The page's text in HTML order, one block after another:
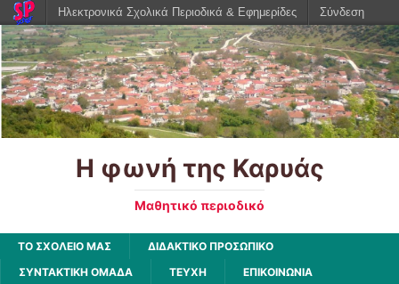
Η φωνή της Καρυάς
Μαθητικό περιοδικό
ΤΟ ΣΧΟΛΕΙΟ ΜΑΣ
ΔΙΔΑΚΤΙΚΟ ΠΡΟΣΩΠΙΚΟ
ΣΥΝΤΑΚΤΙΚΗ ΟΜΑΔΑ
ΤΕΥΧΗ ΕΠΙΚΟΙΝΩΝΙΑ
Ηλεκτρονικά Σχολικά Περιοδικά & Εφημερίδες Σύνδεση